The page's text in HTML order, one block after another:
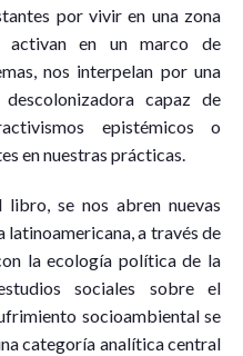
por vivir en una zona
activan en un marco de
nos interpelan por una
capaz de
epistémicos o
en nuestras prácticas.
se nos abren nuevas
a través de
la ecología política de la
sociales sobre el
socioambiental se
categoría analítica central